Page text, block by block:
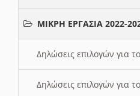
ΜΙΚΡΗ ΕΡΓΑΣΙΑ 2022-
Δηλώσεις επιλογών για
Δηλώσεις επιλογών για